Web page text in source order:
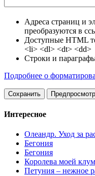
Адреса страниц и
преобразуются в
Доступные HTML
<li> <dl> <dt> <dd>
Строки и
Подробнее о
Интересное
Олеандр. Уход за
Бегония
Бегония
Королева моей
Петуния – нежное